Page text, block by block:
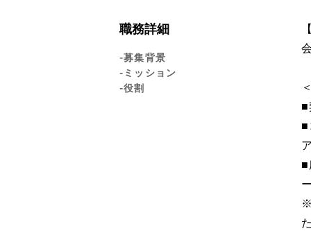
職務詳細
-募集背景
-ミッション
-役割
■
■
■